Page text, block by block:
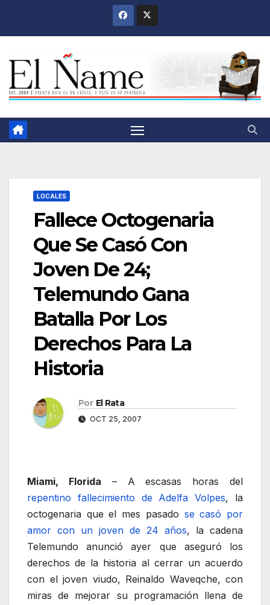
LOCALES
Fallece Octogenaria
Que Se Casó Con
Joven De 24;
Telemundo Gana
Batalla Por Los
Derechos Para La
Historia
Por El Rata
OCT 25, 2007
Miami, Florida – A escasas horas del
repentino fallecimiento de Adelfa Volpes, la
octogenaria que el mes pasado se casó por
amor con un joven de 24 años, la cadena
Telemundo anunció ayer que aseguró los
derechos de la historia al cerrar un acuerdo
con el joven viudo, Reinaldo Waveqche, con
miras de mejorar su programación llena de